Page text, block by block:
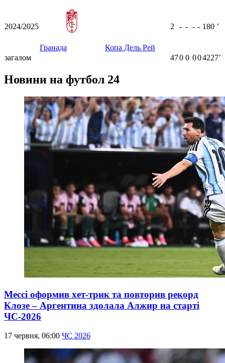
2024/2025
Гранада Копа Дель Рей
2 - - - - 180 ʼ
загалом 470 0 004227ʼ
Новини на футбол 24
Мессі оформив хет-трик та повторив рекорд
Клозе – Аргентина здолала Алжир на старті
ЧС-2026
17 червня, 06:00 ЧС 2026